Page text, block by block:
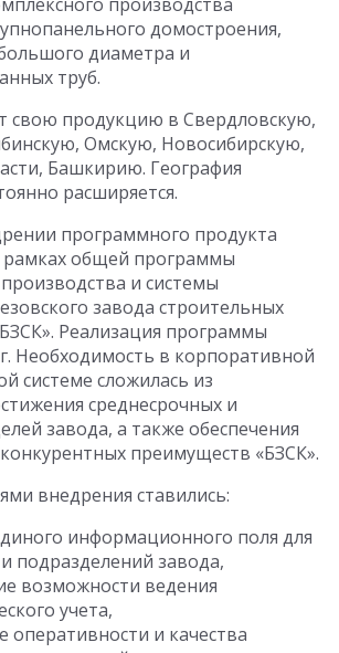
домостроения,
диаметра и
труб.
свою продукцию в Свердловскую,
Омскую, Новосибирскую,
Башкирию. География
расширяется.
программного продукта
общей программы
и системы
завода строительных
Реализация программы
Необходимость в корпоративной
системе сложилась из
среднесрочных и
завода, а также обеспечения
конкурентных преимуществ «БЗСК».
внедрения ставились:
информационного поля для
и подразделений завода,
возможности ведения
учета,
и качества